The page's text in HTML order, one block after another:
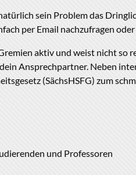
sein Problem das
per Email nachzufragen
aktiv und weist nicht so
Ansprechpartner. Neben
(SächsHSFG) zum
und Professoren